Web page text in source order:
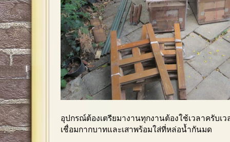
อุปกรณ์ต้องเตรียมางานทุกงานต้องใช้เวลาครับเว
เชื่อมกากบาทและเสาพร้อมใส่ที่หล่อน้ำกันมด